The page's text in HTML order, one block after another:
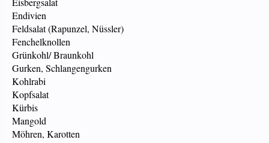
Endivien
Feldsalat (Rapunzel, Nüssler)
Fenchelknollen
Grünkohl/ Braunkohl
Gurken, Schlangengurken
Kohlrabi
Kopfsalat
Kürbis
Mangold
Möhren, Karotten